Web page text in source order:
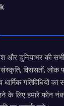
और दुनियाभर की
विरासतों,
गतिविधियों
के लिए हमारे फोन